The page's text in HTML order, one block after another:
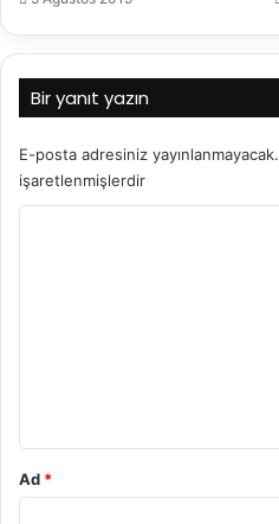
Bir yanıt yazın
E-posta adresiniz yayınlanmayacak.
işaretlenmişlerdir
Ad *